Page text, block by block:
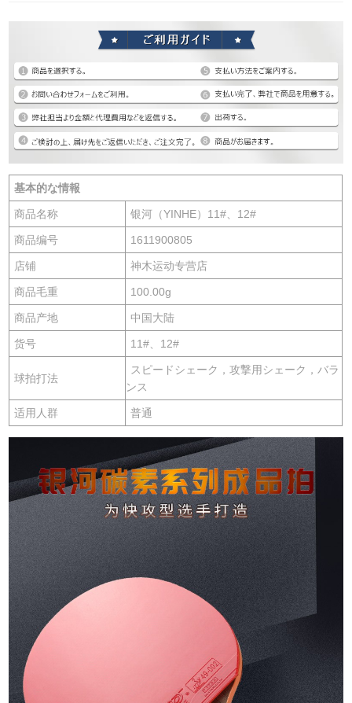
基本的な情報
商品名称 银河（YINHE）11#、12#
商品编号 1611900805
店铺 神木运动专营店
商品毛重 100.00g
商品产地 中国大陆
货号 11#、12#
球拍打法
スピードシェーク，攻撃用シェーク，バラ
ンス
适用人群 普通